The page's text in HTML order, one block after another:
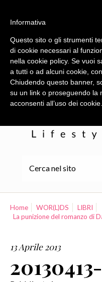
Home WOR(L)DS
LIBRI
La punizione del romanzo di
13 Aprile 2013
Informativa
Questo sito o gli strumenti
di cookie necessari al
nella cookie policy. Se vuoi
a tutti o ad alcuni cookie,
Chiudendo questo banner,
su un link o proseguendo la
acconsenti all’uso dei cookie.